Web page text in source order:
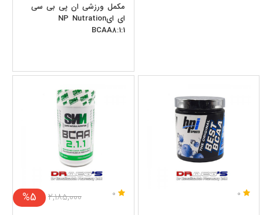
مکمل ورزشی ان پی بی سی
ای ایNP Nutration
BCAA8:1:1
0
0
%5 ۲,۱۸۵,۰۰۰